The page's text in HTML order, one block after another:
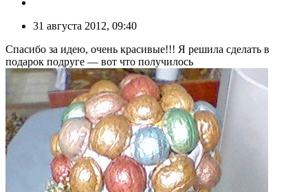
31 августа 2012, 09:40
Спасибо за идею, очень красивые!!! Я решила сделать в
подарок подруге — вот что получилось